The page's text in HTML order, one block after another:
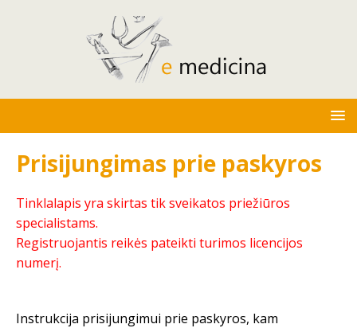
Prisijungimas prie paskyros
Tinklalapis yra skirtas tik sveikatos priežiūros
specialistams.
Registruojantis reikės pateikti turimos licencijos
numerį.
Instrukcija prisijungimui prie paskyros, kam